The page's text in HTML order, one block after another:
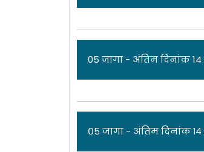
उमेदवारांकडून अर्ज
जाहिरात पाहा.
05 जागा - अंतिम दिनांक 14
०५ जागा - अंतिम दिनांक